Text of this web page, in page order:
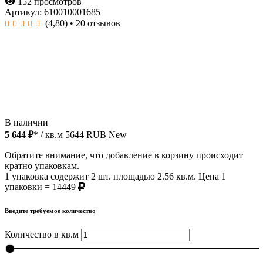
Артикул: 610010001685
(4,80) • 20 отзывов
В наличии
5 644 ₽* / кв.м 5644 RUB New
Обратите внимание, что добавление в корзину происходит
кратно упаковкам.
1 упаковка содержит 2 шт. площадью 2.56 кв.м. Цена 1
упаковки = 14449
Введите требуемое количество
Количество в кв.м